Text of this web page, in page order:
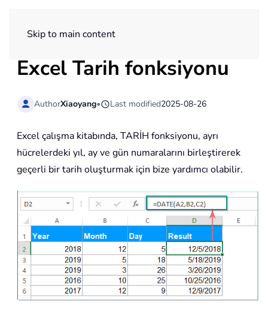
Skip to main content
ExcelTarih fonksiyonu
AuthorXiaoyang• Last modified2025-08-26
Excel çalışma kitabında, TARİH fonksiyonu, ayrı
hücrelerdeki yıl, ay ve gün numaralarını birleştirerek
geçerli bir tarih oluşturmak için bize yardımcı olabilir.